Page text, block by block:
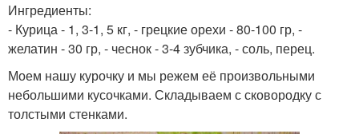
Ингредиенты:
- Курица - 1, 3-1, 5 кг, - грецкие орехи - 80-100 гр, -
желатин - 30 гр, - чеснок - 3-4 зубчика, - соль, перец.
Моем нашу курочку и мы режем её произвольными
небольшими кусочками. Складываем с сковородку с
толстыми стенками.